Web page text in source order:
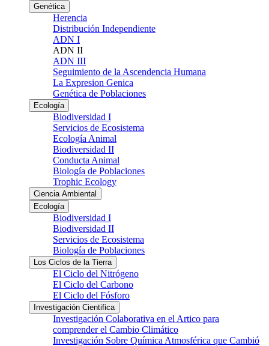
Genética
Herencia
Distribución Independiente
ADN I
ADN II
ADN III
Seguimiento de la Ascendencia Humana
La Expresion Genica
Genética de Poblaciones
Ecología
Biodiversidad I
Servicios de Ecosistema
Ecología Animal
Biodiversidad II
Conducta Animal
Biología de Poblaciones
Trophic Ecology
Ciencia Ambiental
Ecología
Biodiversidad I
Biodiversidad II
Servicios de Ecosistema
Biología de Poblaciones
Los Ciclos de la Tierra
El Ciclo del Nitrógeno
El Ciclo del Carbono
El Ciclo del Fósforo
Investigación Cientifica
Investigación Colaborativa en el Artico para
comprender el Cambio Climático
Investigación Sobre Química Atmosférica que Cambió